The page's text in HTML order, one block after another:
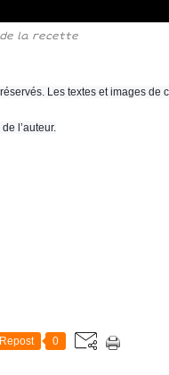
la recette
Les textes et images de
l’auteur.
Repost 0